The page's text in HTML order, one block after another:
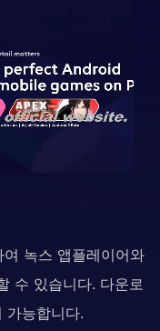
녹스 앱플레이어와
수 있습니다. 다운로
가능합니다.